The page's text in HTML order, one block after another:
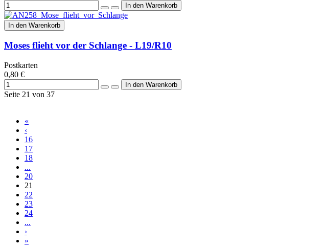
In den Warenkorb
Moses flieht vor der Schlange - L19/R10
Postkarten
0,80 €
Seite 21 von 37
«
‹
16
17
18
...
20
21
22
23
24
...
›
»